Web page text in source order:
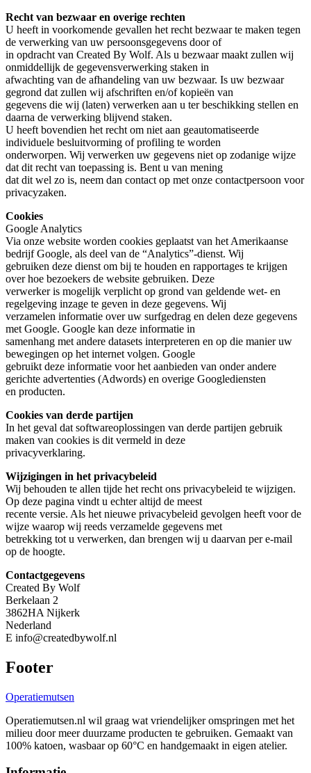
Recht van bezwaar en overige rechten
U heeft in voorkomende gevallen het recht bezwaar te maken tegen
de verwerking van uw persoonsgegevens door of
in opdracht van Created By Wolf. Als u bezwaar maakt zullen wij
onmiddellijk de gegevensverwerking staken in
afwachting van de afhandeling van uw bezwaar. Is uw bezwaar
gegrond dat zullen wij afschriften en/of kopieën van
gegevens die wij (laten) verwerken aan u ter beschikking stellen en
daarna de verwerking blijvend staken.
U heeft bovendien het recht om niet aan geautomatiseerde
individuele besluitvorming of profiling te worden
onderworpen. Wij verwerken uw gegevens niet op zodanige wijze
dat dit recht van toepassing is. Bent u van mening
dat dit wel zo is, neem dan contact op met onze contactpersoon voor
privacyzaken.
Cookies
Google Analytics
Via onze website worden cookies geplaatst van het Amerikaanse
bedrijf Google, als deel van de “Analytics”-dienst. Wij
gebruiken deze dienst om bij te houden en rapportages te krijgen
over hoe bezoekers de website gebruiken. Deze
verwerker is mogelijk verplicht op grond van geldende wet- en
regelgeving inzage te geven in deze gegevens. Wij
verzamelen informatie over uw surfgedrag en delen deze gegevens
met Google. Google kan deze informatie in
samenhang met andere datasets interpreteren en op die manier uw
bewegingen op het internet volgen. Google
gebruikt deze informatie voor het aanbieden van onder andere
gerichte advertenties (Adwords) en overige Googlediensten
en producten.
Cookies van derde partijen
In het geval dat softwareoplossingen van derde partijen gebruik
maken van cookies is dit vermeld in deze
privacyverklaring.
Wijzigingen in het privacybeleid
Wij behouden te allen tijde het recht ons privacybeleid te wijzigen.
Op deze pagina vindt u echter altijd de meest
recente versie. Als het nieuwe privacybeleid gevolgen heeft voor de
wijze waarop wij reeds verzamelde gegevens met
betrekking tot u verwerken, dan brengen wij u daarvan per e-mail
op de hoogte.
Contactgegevens
Created By Wolf
Berkelaan 2
3862HA Nijkerk
Nederland
E info@createdbywolf.nl
Footer
Operatiemutsen
Operatiemutsen.nl wil graag wat vriendelijker omspringen met het
milieu door meer duurzame producten te gebruiken. Gemaakt van
100% katoen, wasbaar op 60°C en handgemaakt in eigen atelier.